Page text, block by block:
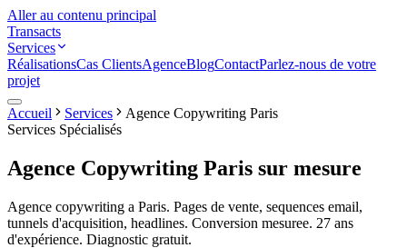
Aller au contenu principal
Transacts
Services
RéalisationsCas ClientsAgenceBlogContactParlez-nous de votre
projet
Accueil Services
Agence Copywriting Paris
Services Spécialisés
Agence Copywriting Paris sur mesure
Agence copywriting a Paris. Pages de vente, sequences email,
tunnels d'acquisition, headlines. Conversion mesuree. 27 ans
d'expérience. Diagnostic gratuit.